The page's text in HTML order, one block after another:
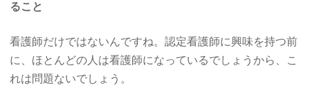
ること
看護師だけではないんですね。認定看護師に興味を持つ前
に、ほとんどの人は看護師になっているでしょうから、こ
れは問題ないでしょう。